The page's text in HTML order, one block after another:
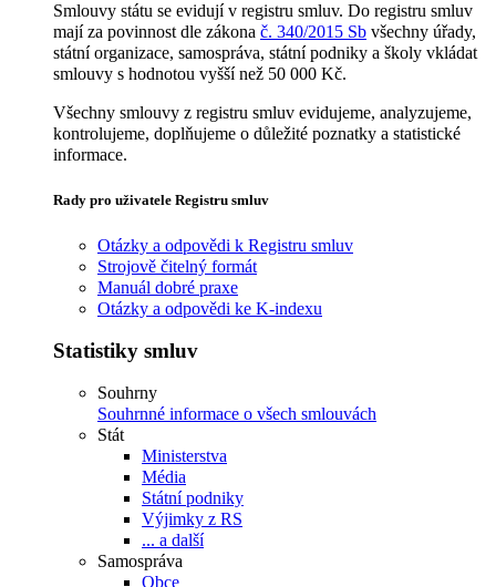
Smlouvy státu se evidují v registru smluv. Do registru smluv
mají za povinnost dle zákona č. 340/2015 Sb všechny úřady,
státní organizace, samospráva, státní podniky a školy vkládat
smlouvy s hodnotou vyšší než 50 000 Kč.
Všechny smlouvy z registru smluv evidujeme, analyzujeme,
kontrolujeme, doplňujeme o důležité poznatky a statistické
informace.
Rady pro uživatele Registru smluv
Otázky a odpovědi k Registru smluv
Strojově čitelný formát
Manuál dobré praxe
Otázky a odpovědi ke K-indexu
Statistiky smluv
Souhrny
Souhrnné informace o všech smlouvách
Stát
Ministerstva
Média
Státní podniky
Výjimky z RS
... a další
Samospráva
Obce